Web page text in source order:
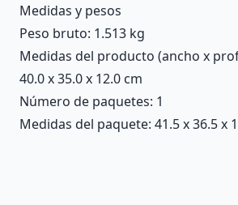
Medidas y pesos
Peso bruto: 1.513 kg
Medidas del producto (ancho x
40.0 x 35.0 x 12.0 cm
Número de paquetes: 1
Medidas del paquete: 41.5 x 36.5 x